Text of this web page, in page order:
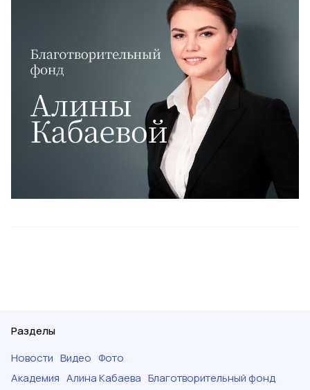
Разделы
Новости Видео Фото
Академия Алина Кабаева Благотворительный фонд